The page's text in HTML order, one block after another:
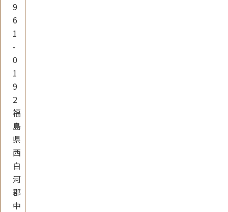
9
6
1
-
0
1
9
2
福
島
県
西
白
河
郡
中